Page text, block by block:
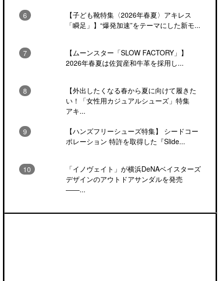
【子ども靴特集〈2026年春夏〉アキレス
「瞬足」】“爆発加速”をテーマにした新モ...
【ムーンスター「SLOW FACTORY」】
2026年春夏は佐賀産和牛革を採用し...
【外出したくなる春から夏に向けて履きた
い！「女性用カジュアルシューズ」特集
アキ...
【ハンズフリーシューズ特集】 シードコー
ポレーション 特許を取得した『Slide...
「イノヴェイト」が横浜DeNAベイスターズ
デザインのアウトドアサンダルを発売
――...